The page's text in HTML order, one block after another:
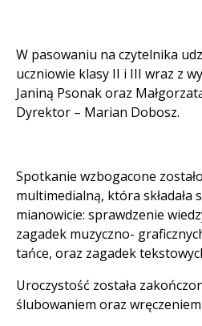
W pasowaniu na czytelnika
uczniowie klasy II i III wraz z
Janiną Psonak oraz
Dyrektor – Marian Dobosz.
Spotkanie wzbogacone
multimedialną, która składała
mianowicie: sprawdzenie
zagadek muzyczno-
tańce, oraz zagadek
Uroczystość została
ślubowaniem oraz